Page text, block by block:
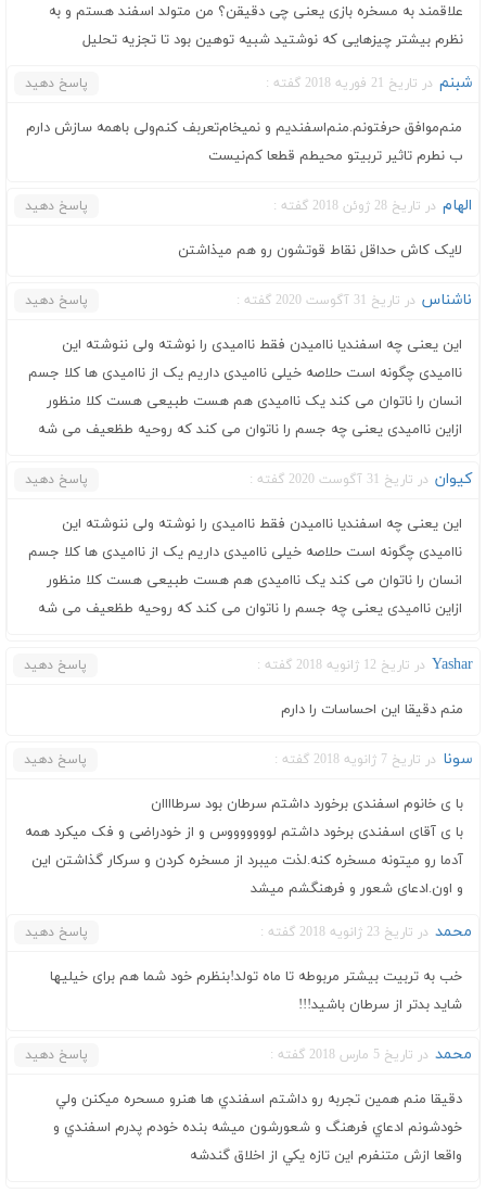
علاقمند به مسخره بازی یعنی چی دقیقن؟ من متولد اسفند هستم و به
نظرم بیشتر چیزهایی که نوشتید شبیه توهین بود تا تجزیه تحلیل
شبنم در تاریخ 21 فوریه 2018 گفته : پاسخ دهید
منم‌موافق حرفتونم.منم‌اسفندیم و نمیخام‌تعربف کنم‌ولی باهمه سازش دارم
ب نطرم تاثیر تربیتو محیطم قطعا کم‌نیست
الهام در تاریخ 28 ژوئن 2018 گفته : پاسخ دهید
لایک کاش حداقل نقاط قوتشون رو هم میذاشتن
ناشناس در تاریخ 31 آگوست 2020 گفته : پاسخ دهید
این یعنی چه اسفندیا ناامیدن فقط ناامیدی را نوشته ولی ننوشته این
ناامیدی چگونه است حلاصه خیلی ناامیدی داریم یک از ناامیدی ها کلا جسم
انسان را ناتوان می کند یک ناامیدی هم هست طبیعی هست کلا منظور
ازاین ناامیدی یعنی چه جسم را ناتوان می کند که روحیه طظعیف می شه
کیوان در تاریخ 31 آگوست 2020 گفته : پاسخ دهید
این یعنی چه اسفندیا ناامیدن فقط ناامیدی را نوشته ولی ننوشته این
ناامیدی چگونه است حلاصه خیلی ناامیدی داریم یک از ناامیدی ها کلا جسم
انسان را ناتوان می کند یک ناامیدی هم هست طبیعی هست کلا منظور
ازاین ناامیدی یعنی چه جسم را ناتوان می کند که روحیه طظعیف می شه
Yashar در تاریخ 12 ژانویه 2018 گفته : پاسخ دهید
منم دقیقا این احساسات را دارم
سونا در تاریخ 7 ژانویه 2018 گفته : پاسخ دهید
با ی خانوم اسفندی برخورد داشتم سرطان بود سرطاااان
با ی آقای اسفندی برخود داشتم لوووووووس و از خودراضی و فک میکرد همه
آدما رو میتونه مسخره کنه.لذت میبرد از مسخره کردن و سرکار گذاشتن این
و اون.ادعای شعور و فرهنگشم میشد
محمد در تاریخ 23 ژانویه 2018 گفته : پاسخ دهید
خب به تربیت بیشتر مربوطه تا ماه تولد!بنظرم خود شما هم برای خیلیها
شاید بدتر از سرطان باشید!!!
محمد در تاریخ 5 مارس 2018 گفته : پاسخ دهید
دقيقا منم همين تجربه رو داشتم اسفندي ها هنرو مسحره ميكنن ولي
خودشونم ادعاي فرهنگ و شعورشون ميشه بنده خودم پدرم اسفندي و
واقعا ازش متنفرم اين تازه يكي از اخلاق گندشه